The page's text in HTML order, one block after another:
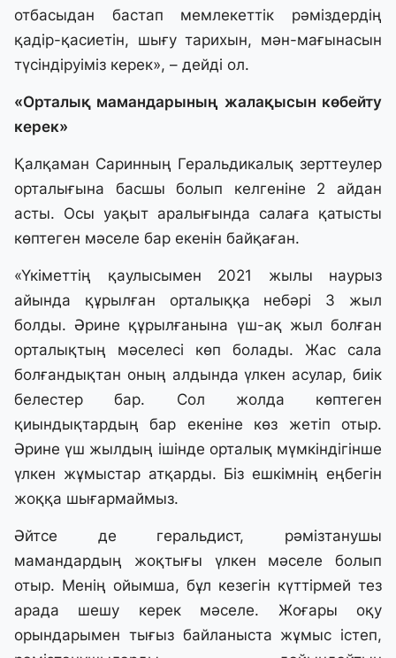
отбасыдан бастап мемлекеттік рәміздердің
қадір-қасиетін, шығу тарихын, мән-мағынасын
түсіндіруіміз керек», – дейді ол.
«Орталық мамандарының жалақысын көбейту
керек»
Қалқаман Саринның Геральдикалық зерттеулер
орталығына басшы болып келгеніне 2 айдан
асты. Осы уақыт аралығында салаға қатысты
көптеген мәселе бар екенін байқаған.
«Үкіметтің қаулысымен 2021 жылы наурыз
айында құрылған орталыққа небәрі 3 жыл
болды. Әрине құрылғанына үш-ақ жыл болған
орталықтың мәселесі көп болады. Жас сала
болғандықтан оның алдында үлкен асулар, биік
белестер бар. Сол жолда көптеген
қиындықтардың бар екеніне көз жетіп отыр.
Әрине үш жылдың ішінде орталық мүмкіндігінше
үлкен жұмыстар атқарды. Біз ешкімнің еңбегін
жоққа шығармаймыз.
Әйтсе де геральдист, рәмізтанушы
мамандардың жоқтығы үлкен мәселе болып
отыр. Менің ойымша, бұл кезегін күттірмей тез
арада шешу керек мәселе. Жоғары оқу
орындарымен тығыз байланыста жұмыс істеп,